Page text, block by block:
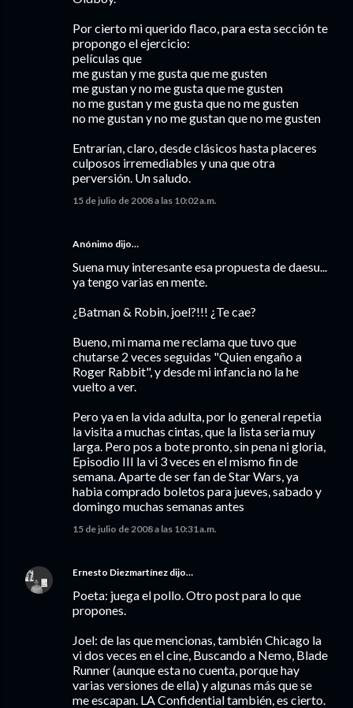
Por cierto mi querido flaco, para esta sección te
propongo el ejercicio:
películas que
me gustan y me gusta que me gusten
me gustan y no me gusta que me gusten
no me gustan y me gusta que no me gusten
no me gustan y no me gustan que no me gusten
Entrarían, claro, desde clásicos hasta placeres
culposos irremediables y una que otra
perversión. Un saludo.
15 de julio de 2008 a las 10:02 a.m.
Anónimo dijo…
Suena muy interesante esa propuesta de daesu...
ya tengo varias en mente.
¿Batman & Robin, joel?!!! ¿Te cae?
Bueno, mi mama me reclama que tuvo que
chutarse 2 veces seguidas "Quien engaño a
Roger Rabbit", y desde mi infancia no la he
vuelto a ver.
Pero ya en la vida adulta, por lo general repetia
la visita a muchas cintas, que la lista seria muy
larga. Pero pos a bote pronto, sin pena ni gloria,
Episodio III la vi 3 veces en el mismo fin de
semana. Aparte de ser fan de Star Wars, ya
habia comprado boletos para jueves, sabado y
domingo muchas semanas antes
15 de julio de 2008 a las 10:31 a.m.
Ernesto Diezmartínez dijo…
Poeta: juega el pollo. Otro post para lo que
propones.
Joel: de las que mencionas, también Chicago la
vi dos veces en el cine, Buscando a Nemo, Blade
Runner (aunque esta no cuenta, porque hay
varias versiones de ella) y algunas más que se
me escapan. LA Confidential también, es cierto.